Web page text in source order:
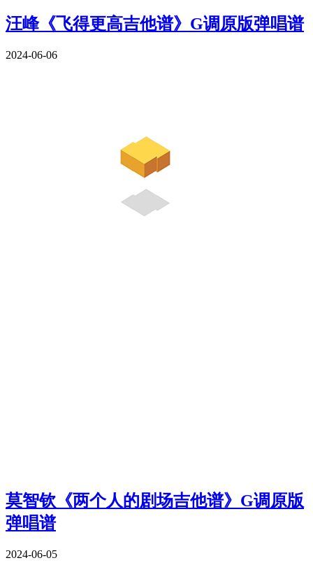
汪峰《飞得更高吉他谱》G调原版弹唱谱
2024-06-06
莫智钦《两个人的剧场吉他谱》G调原版
弹唱谱
2024-06-05